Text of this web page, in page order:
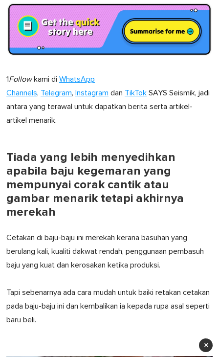
1Followkami di WhatsApp
Channels, Telegram, Instagram dan TikTok SAYS Seismik, jadi
antara yang terawal untuk dapatkan berita serta artikel-
artikel menarik.
Tiada yang lebih menyedihkan
apabila baju kegemaran yang
mempunyai corak cantik atau
gambar menarik tetapi akhirnya
merekah
Cetakan di baju-baju ini merekah kerana basuhan yang
berulang kali, kualiti dakwat rendah, penggunaan pembasuh
baju yang kuat dan kerosakan ketika produksi.
Tapi sebenarnya ada cara mudah untuk baiki retakan cetakan
pada baju-baju ini dan kembalikan ia kepada rupa asal seperti
baru beli.
×